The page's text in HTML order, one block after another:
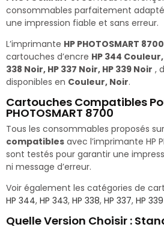
consommables parfaitement
une impression fiable et sans erreur.
L’imprimante HP PHOTOSMART 8700
cartouches d’encre HP 344
338 Noir, HP 337 Noir, HP 339 Noir ,
disponibles en Couleur, Noir.
Cartouches Compatibles
PHOTOSMART 8700
Tous les consommables proposés
compatibles avec l’imprimante HP
sont testés pour garantir une
ni message d’erreur.
Voir également les catégories de
HP 344, HP 343, HP 338, HP 337, HP 339
Quelle Version Choisir :